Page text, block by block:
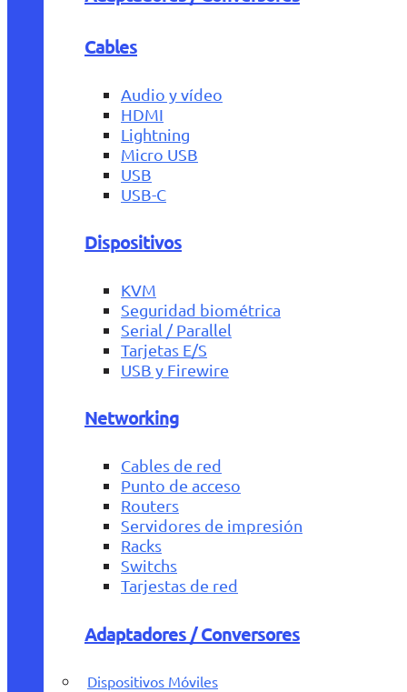
Cables
Audio y vídeo
HDMI
Lightning
Micro USB
USB
USB-C
Dispositivos
KVM
Seguridad biométrica
Serial / Parallel
Tarjetas E/S
USB y Firewire
Networking
Cables de red
Punto de acceso
Routers
Servidores de impresión
Racks
Switchs
Tarjestas de red
Adaptadores / Conversores
Dispositivos Móviles